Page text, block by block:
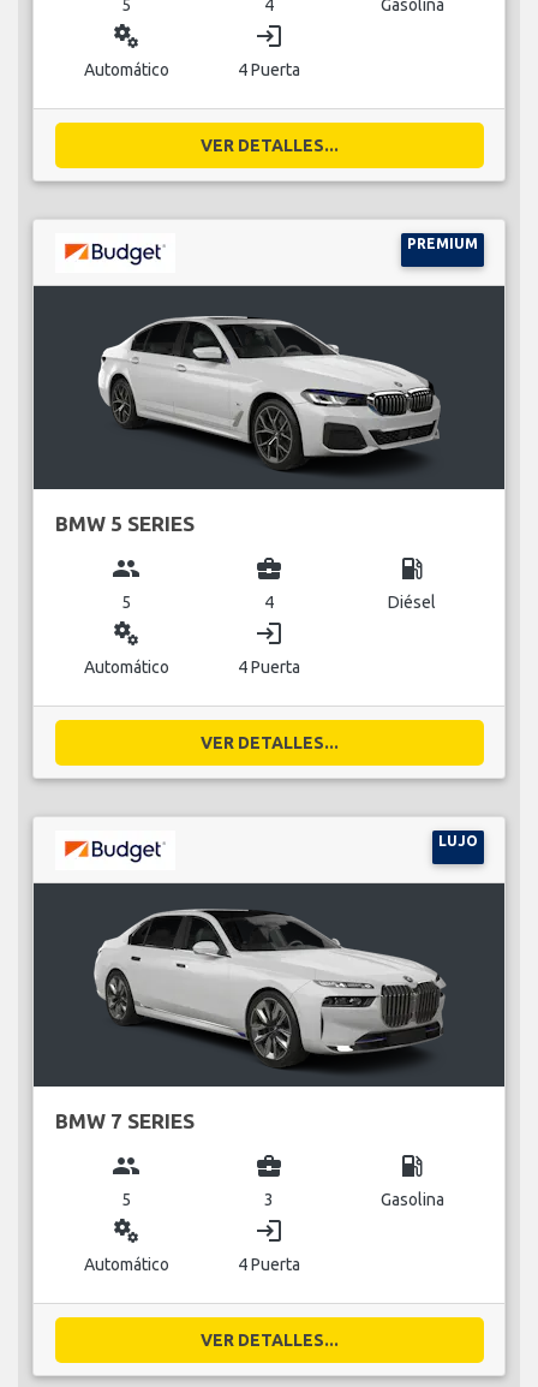
5 4 Gasolina
miscellaneous_services
Automático
login
4 Puerta
VER DETALLES...
PREMIUM
BMW 5 SERIES
group
5
business_center
4
local_gas_station
Diésel
miscellaneous_services
Automático
login
4 Puerta
VER DETALLES...
LUJO
BMW 7 SERIES
group
5
business_center
3
local_gas_station
Gasolina
miscellaneous_services
Automático
login
4 Puerta
VER DETALLES...